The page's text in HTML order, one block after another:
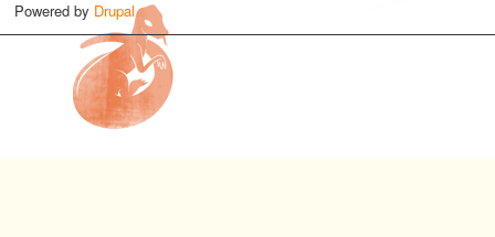
Powered by Drupal